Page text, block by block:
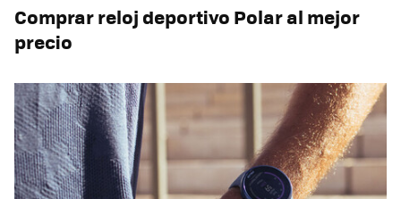
Comprar reloj deportivo Polar al mejor
precio